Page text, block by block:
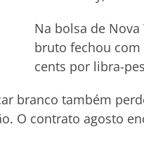
Na bolsa de
bruto fechou com
cents por libra-
branco também
O contrato agosto